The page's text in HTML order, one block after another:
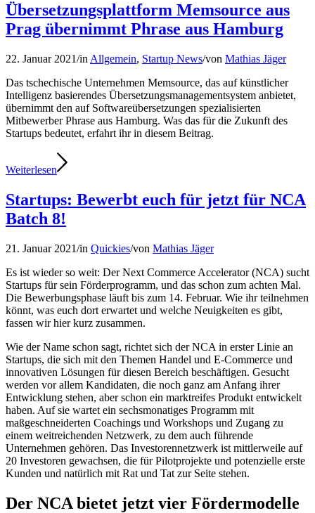
Übersetzungsplattform Memsource aus
Prag übernimmt Phrase aus Hamburg
22. Januar 2021/in Allgemein, Startup News/von Mathias Jäger
Das tschechische Unternehmen Memsource, das auf künstlicher
Intelligenz basierendes Übersetzungsmanagementsystem anbietet,
übernimmt den auf Softwareübersetzungen spezialisierten
Mitbewerber Phrase aus Hamburg. Was das für die Zukunft des
Startups bedeutet, erfahrt ihr in diesem Beitrag.
Weiterlesen
Startups: Bewerbt euch für jetzt für NCA
Batch 8!
21. Januar 2021/in Quickies/von Mathias Jäger
Es ist wieder so weit: Der Next Commerce Accelerator (NCA) sucht
Startups für sein Förderprogramm, und das schon zum achten Mal.
Die Bewerbungsphase läuft bis zum 14. Februar. Wie ihr teilnehmen
könnt, was euch dort erwartet und welche Neuigkeiten es gibt,
fassen wir hier kurz zusammen.
Wie der Name schon sagt, richtet sich der NCA in erster Linie an
Startups, die sich mit den Themen Handel und E-Commerce und
innovativen Lösungen für diesen Bereich beschäftigen. Gesucht
werden vor allem Kandidaten, die noch ganz am Anfang ihrer
Entwicklung stehen, aber schon ein marktreifes Produkt entwickelt
haben. Auf sie wartet ein sechsmonatiges Programm mit
maßgeschneiderten Coachings und Workshops und Zugang zu
einem weitreichenden Netzwerk, zu dem auch führende
Unternehmen gehören. Das Investorennetzwerk ist mittlerweile auf
20 Investoren gewachsen, die für Pilotprojekte und potenzielle erste
Kunden und natürlich mit Rat und Tat zur Seite stehen.
Der NCA bietet jetzt vier Fördermodelle